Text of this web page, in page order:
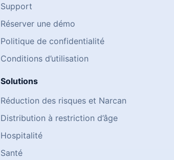
Support
Réserver une démo
Politique de confidentialité
Conditions d’utilisation
Solutions
Réduction des risques et Narcan
Distribution à restriction d’âge
Hospitalité
Santé